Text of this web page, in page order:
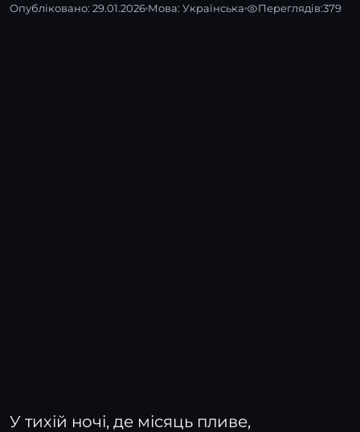
Опубліковано: 29.01.2026 Мова: Українська Переглядів:379
У тихій ночі, де місяць пливе,